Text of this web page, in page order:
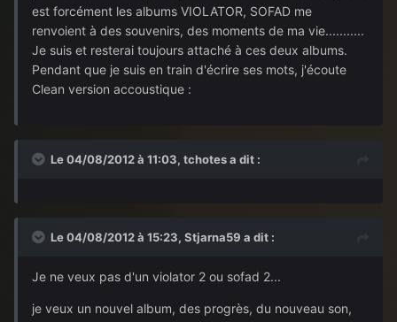
est forcément les albums VIOLATOR, SOFAD me
renvoient à des souvenirs, des moments de ma vie...........
Je suis et resterai toujours attaché à ces deux albums.
Pendant que je suis en train d'écrire ses mots, j'écoute
Clean version accoustique :
Le 04/08/2012 à 11:03, tchotes a dit :
Le 04/08/2012 à 15:23, Stjarna59 a dit :
Je ne veux pas d'un violator 2 ou sofad 2...
je veux un nouvel album, des progrès, du nouveau son,